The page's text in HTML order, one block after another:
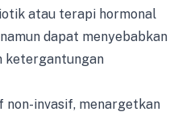
atau terapi hormonal
dapat menyebabkan
ketergantungan
invasif, menargetkan